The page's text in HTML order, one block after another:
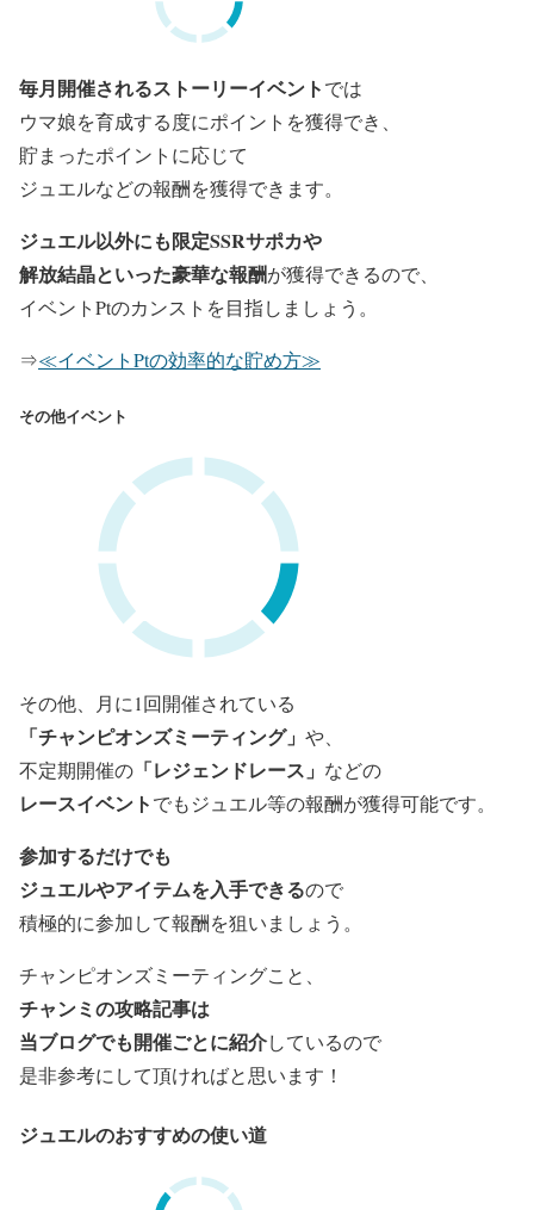
毎月開催されるストーリーイベントでは
ウマ娘を育成する度にポイントを獲得でき、
貯まったポイントに応じて
ジュエルなどの報酬を獲得できます。
ジュエル以外にも限定SSRサポカや
解放結晶といった豪華な報酬が獲得できるので、
イベントPtのカンストを目指しましょう。
⇒≪イベントPtの効率的な貯め方≫
その他イベント
その他、 月に1回開催されている
「チャンピオンズミーティング」 や、
不定期開催の 「レジェンドレース」 などの
レースイベントでもジュエル等の報酬が獲得可能です。
参加するだけでも
ジュエルやアイテムを入手できるので
積極的に参加して報酬を狙いましょう。
チャンピオンズミーティングこと、
チャンミの攻略記事は
当ブログでも開催ごとに紹介しているので
是非参考にして頂ければと思います！
ジュエルのおすすめの使い道